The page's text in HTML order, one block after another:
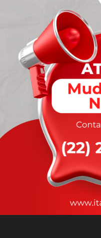
rapidez
que você
com a qualidade
Nossos motoristas são
durante o transporte,